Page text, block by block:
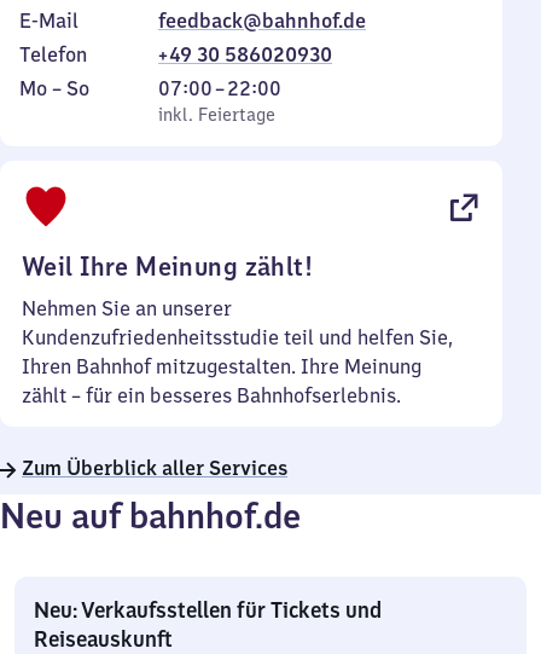
E-Mail
feedback@bahnhof.de
Telefon
+49 30 586020930
Montag
Mo – So,
inkl. Feiertage
07:00–22:00
Von
7
inkl. Feiertage
Weil Ihre Meinung zählt!
Nehmen Sie an unserer
Kundenzufriedenheitsstudie teil und helfen Sie,
Ihren Bahnhof mitzugestalten. Ihre Meinung
zählt – für ein besseres Bahnhofserlebnis.
Zum Überblick aller Services
Neu auf bahnhof.de
Neu: Verkaufsstellen für Tickets und
Reiseauskunft